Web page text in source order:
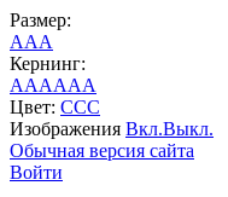
Размер:
AAA
Кернинг:
AAAAAA
Цвет: CCC
Изображения Вкл.Выкл.
Обычная версия сайта
Войти